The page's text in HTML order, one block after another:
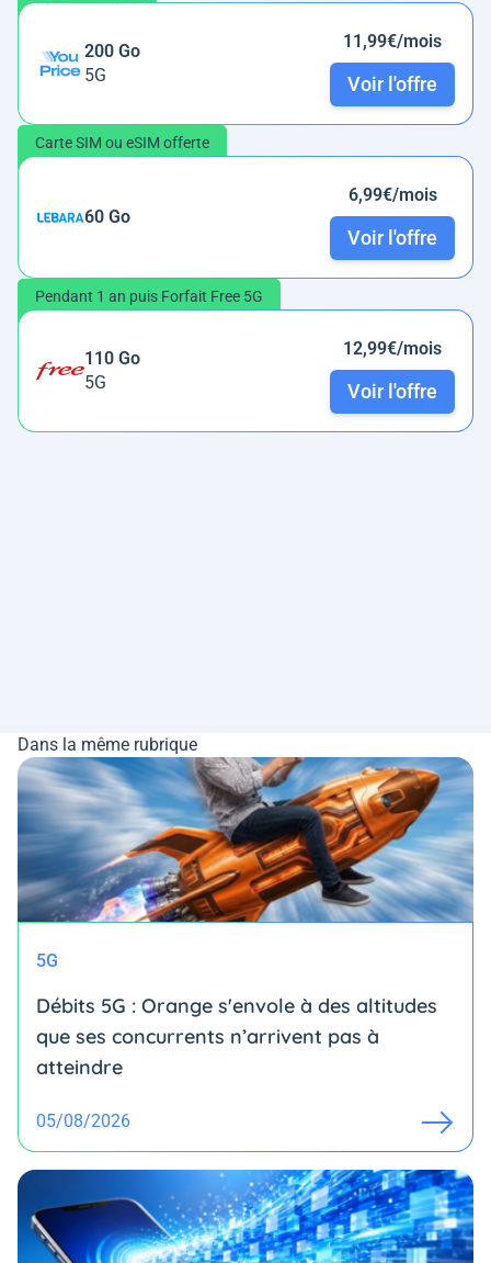
200 Go
5G
11,99€/mois
Voir l'offre
Carte SIM ou eSIM offerte
60 Go
6,99€/mois
Voir l'offre
Pendant 1 an puis Forfait Free 5G
110 Go
5G
12,99€/mois
Voir l'offre
Dans la même rubrique
5G
Débits 5G : Orange s'envole à des altitudes
que ses concurrents n’arrivent pas à
atteindre
05/08/2026